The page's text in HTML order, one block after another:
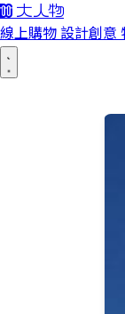
線上購物 設計創意